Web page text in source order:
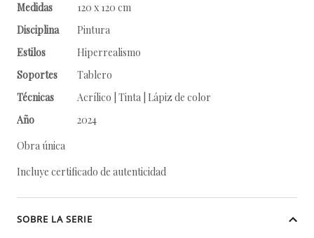
Medidas
120 x 120 cm
Disciplina
Pintura
Estilos
Hiperrealismo
Soportes
Tablero
Técnicas
Acrílico | Tinta | Lápiz de color
Año
2024
Obra única
Incluye certificado de autenticidad
SOBRE LA SERIE